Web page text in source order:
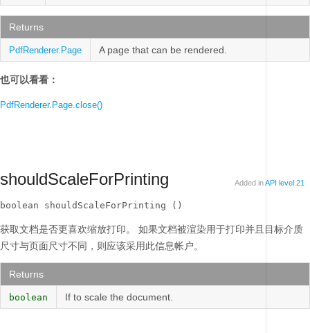
Returns
PdfRenderer.Page A page that can be rendered.
也可以看看：
PdfRenderer.Page.close()
shouldScaleForPrinting Added inAPI level 21
boolean shouldScaleForPrinting ()
获取文档是否更喜欢缩放打印。
如果文档被渲染用于打印并且目标介质
尺寸与页面尺寸不同，则应该采用此信息帐户。
Returns
boolean If to scale the document.